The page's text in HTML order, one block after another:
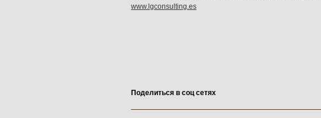
www.lgconsulting.es
Поделиться в соц сетях